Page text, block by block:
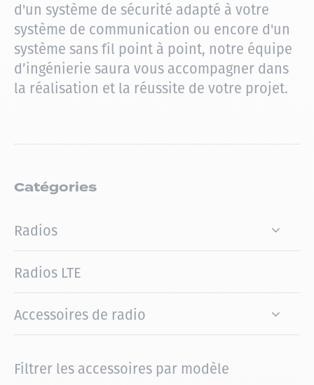
d'un système de sécurité adapté à votre
système de communication ou encore d'un
système sans fil point à point, notre équipe
d’ingénierie saura vous accompagner dans
la réalisation et la réussite de votre projet.
Catégories
Radios
Radios LTE
Accessoires de radio
Filtrer les accessoires par modèle